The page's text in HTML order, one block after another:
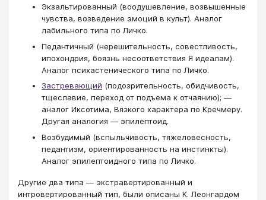
Экзальтированный (воодушевление, возвышенные
чувства, возведение эмоций в культ). Аналог
лабильного типа по Личко.
Педантичный (нерешительность, совестливость,
ипохондрия, боязнь несоответствия Я идеалам).
Аналог психастенического типа по Личко.
Застревающий (подозрительность, обидчивость,
тщеславие, переход от подъема к отчаянию); —
аналог Иксотима, Вязкого характера по Кречмеру.
Другая аналогия — эпилептоид.
Возбудимый (вспыльчивость, тяжеловесность,
педантизм, ориентированность на инстинкты).
Аналог эпилептоидного типа по Личко.
Другие два типа — экстравертированный и
интровертированный тип, были описаны К. Леонгардом